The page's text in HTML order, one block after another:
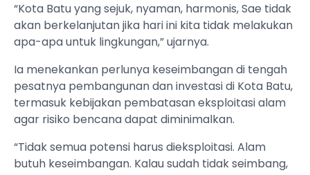
“Kota Batu yang sejuk, nyaman, harmonis, Sae tidak
akan berkelanjutan jika hari ini kita tidak melakukan
apa-apa untuk lingkungan,” ujarnya.
Ia menekankan perlunya keseimbangan di tengah
pesatnya pembangunan dan investasi di Kota Batu,
termasuk kebijakan pembatasan eksploitasi alam
agar risiko bencana dapat diminimalkan.
“Tidak semua potensi harus dieksploitasi. Alam
butuh keseimbangan. Kalau sudah tidak seimbang,